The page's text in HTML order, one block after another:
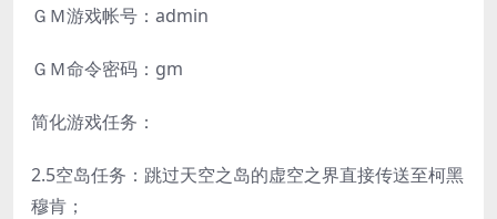
ＧＭ游戏帐号：admin
ＧＭ命令密码：gm
简化游戏任务：
2.5空岛任务：跳过天空之岛的虚空之界直接传送至柯黑
穆肯；